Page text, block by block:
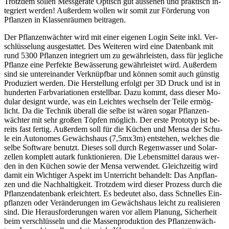
te­griert wer­den! Au­ßer­dem wol­len wir so­mit zur För­de­rung von
Pflan­zen in Klas­sen­räu­men bei­tra­gen.
Der Pflan­zen­wäch­ter wird mit ei­ner ei­ge­nen Log­in Sei­te inkl. Ver­
schlüs­se­lung aus­ge­stat­tet. Des Wei­te­ren wird eine Da­ten­bank mit
rund 5300 Pflan­zen in­te­griert um zu ge­währ­leis­ten, dass für jeg­li­che
Pflan­ze eine Per­fek­te Be­wäs­se­rung ge­währ­leis­tet wird. Au­ßer­dem
sind sie un­ter­ein­an­der Ver­knüpf­bar und kön­nen so­mit auch güns­tig
Pro­du­ziert wer­den. Die Her­stel­lung er­folgt per 3D Druck und ist in
hun­der­ten Farb­va­ria­tio­nen er­stell­bar. Dazu kommt, dass die­ser Mo­
du­lar de­signt wur­de, was ein Leich­tes wech­seln der Tei­le er­mög­
licht. Da die Tech­nik über­all die sel­be ist wä­ren so­gar Pflan­zen­
wäch­ter mit sehr gro­ßen Töp­fen mög­lich. Der ers­te Pro­to­typ ist be­
reits fast fer­tig. Au­ßer­dem soll für die Kü­chen und Men­sa der Schu­
le ein Au­to­no­mes Ge­wächs­haus (7,5mx3m) ent­ste­hen, wel­ches die
sel­be Soft­ware be­nutzt. Die­ses soll durch Re­gen­was­ser und So­lar­
zel­len kom­plett aut­ark funk­tio­nie­ren. Die Le­bens­mit­tel dar­aus wer­
den in den Kü­chen so­wie der Men­sa ver­wen­det. Gleich­zei­tig wird
da­mit ein Wich­ti­ger Aspekt im Un­ter­richt be­han­delt: Das An­pflan­
zen und die Nach­hal­tig­keit. Trotz­dem wird die­ser Pro­zess durch die
Pflan­zen­da­ten­bank er­leich­tert. Es be­deu­tet also, dass Schnel­les Ein­
pflan­zen oder Ver­än­de­run­gen im Ge­wächs­haus leicht zu rea­li­sie­ren
sind. Die Her­aus­for­de­run­gen wa­ren vor al­lem Pla­nung, Si­cher­heit
beim ver­schlüs­seln und die Mas­sen­pro­duk­ti­on des Pflan­zen­wäch­